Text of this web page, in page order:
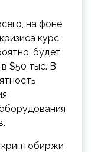
на фоне
курс
будет
$50 тыс. В